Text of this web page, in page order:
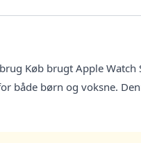
Køb brugt Apple
både børn og voksne.